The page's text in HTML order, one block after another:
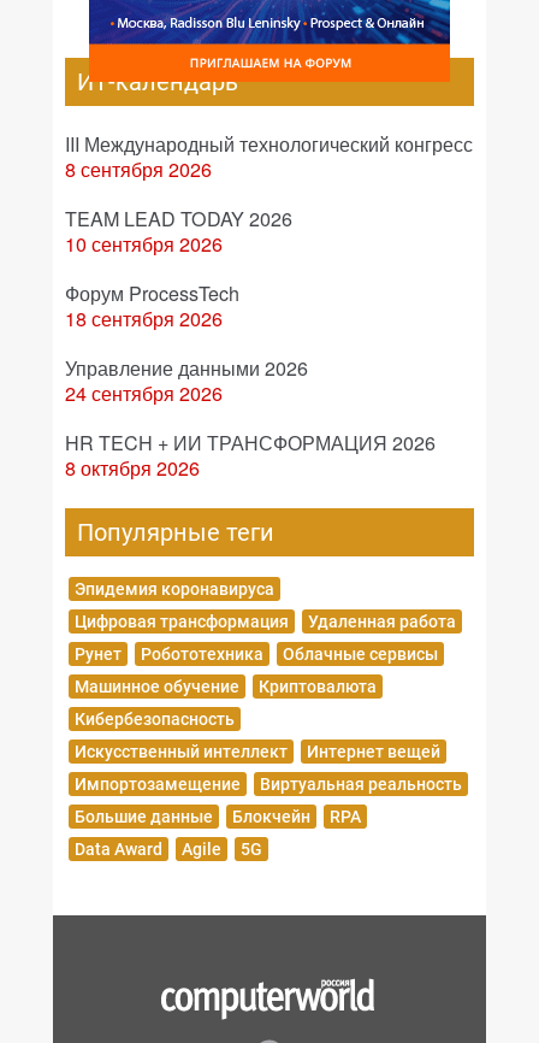
ИТ-календарь
III Международный технологический конгресс
8 сентября 2026
TEAM LEAD TODAY 2026
10 сентября 2026
Форум ProcessTech
18 сентября 2026
Управление данными 2026
24 сентября 2026
HR TECH + ИИ ТРАНСФОРМАЦИЯ 2026
8 октября 2026
Популярные теги
Эпидемия коронавируса
Цифровая трансформация
Удаленная работа
Рунет
Робототехника
Облачные сервисы
Машинное обучение
Криптовалюта
Кибербезопасность
Искусственный интеллект
Интернет вещей
Импортозамещение
Виртуальная реальность
Большие данные
Блокчейн
RPA
Data Award
Agile 5G